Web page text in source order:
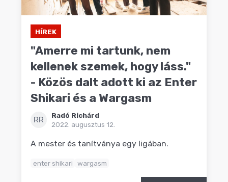
HÍREK
"Amerre mi tartunk, nem
kellenek szemek, hogy láss."
- Közös dalt adott ki az Enter
Shikari és a Wargasm
RR
Radó Richárd
2022. augusztus 12.
A mester és tanítványa egy ligában.
enter shikari wargasm